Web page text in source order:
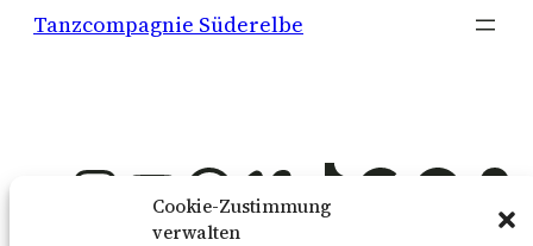
Cookie-Zustimmung
verwalten
Tanzcompagnie Süderelbe
Flickr Instagram YouTube WhatsApp Vimeo TikTok Google Spotify Snapchat